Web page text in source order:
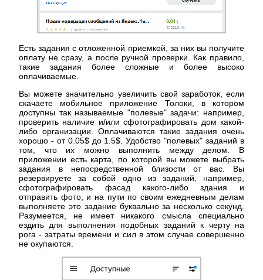
Есть задания с отложенной приемкой, за них вы получите
оплату не сразу, а после ручной проверки. Как правило,
такие задания более сложные и более высоко
оплачиваемые.
Вы можете значительно увеличить свой заработок, если
скачаете мобильное приложение Толоки, в котором
доступны так называемые "полевые" задачи: например,
проверить наличие и/или сфотографировать дом какой-
либо организации. Оплачиваются такие задания очень
хорошо - от 0.05$ до 1.5$. Удобство "полевых" заданий в
том, что их можно выполнить между делом. В
приложении есть карта, по которой вы можете выбрать
задания в непосредственной близости от вас. Вы
резервируете за собой одно из заданий, например,
сфотографировать фасад какого-либо здания и
отправить фото, и на пути по своим ежедневным делам
выполняете это задание буквально за несколько секунд.
Разумеется, не имеет никакого смысла специально
ездить для выполнения подобных заданий к черту на
рога - затраты времени и сил в этом случае совершенно
не окупаются.